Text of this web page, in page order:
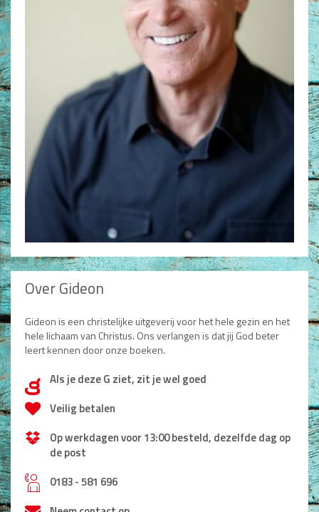
Films en Luisterboeken
De Barbaar-boeken
Bestellen en retourneren
Sprekers
Challenge Liefdevol Ouderschap
Bijbelstudie
Over Gideon
Gideon is een christelijke uitgeverij voor het hele gezin en het
hele lichaam van Christus. Ons verlangen is dat jij God beter
leert kennen door onze boeken.
dAls je deze G ziet, zit je wel goed
Veilig betalen
Op werkdagen voor 13:00 besteld, dezelfde dag op
de post
h0183 - 581 696